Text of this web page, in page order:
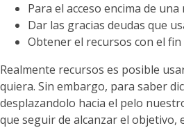
Para el acceso encima de una
Dar las gracias deudas que
Obtener el recursos con el
Realmente recursos es posible
quiera. Sin embargo, para saber
desplazandolo hacia el pelo
que seguir de alcanzar el objetivo,